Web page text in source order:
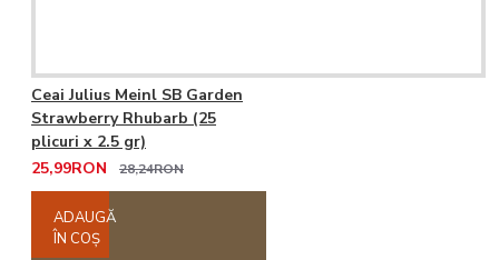
Ceai Julius Meinl SB Garden
Strawberry Rhubarb (25
plicuri x 2.5 gr)
25,99RON
28,24RON
ADAUGĂ
ÎN COŞ